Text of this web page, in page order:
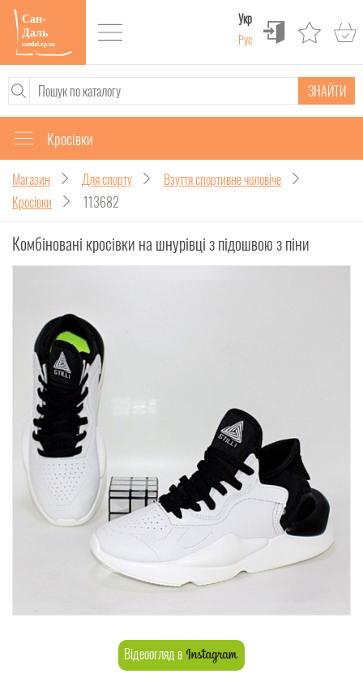
Укр
Рус
ЗНАЙТИ
Кросівки
Магазин Для спорту
Взуття спортивне чоловіче
Кросівки
113682
Комбіновані кросівки на шнурівці з підошвою з піни
Відеоогляд в